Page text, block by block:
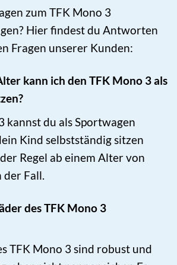
zum TFK Mono 3
Hier findest du Antworten
Fragen unserer Kunden:
kann ich den TFK Mono 3 als
kannst du als Sportwagen
Kind selbstständig sitzen
Regel ab einem Alter von
Fall.
des TFK Mono 3
TFK Mono 3 sind robust und